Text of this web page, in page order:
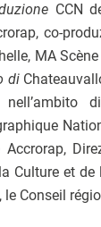
CCN
co-
MA
di
Culture et
le Conseil